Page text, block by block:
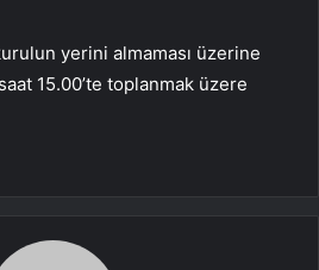
yerini almaması üzerine
15.00’te toplanmak üzere